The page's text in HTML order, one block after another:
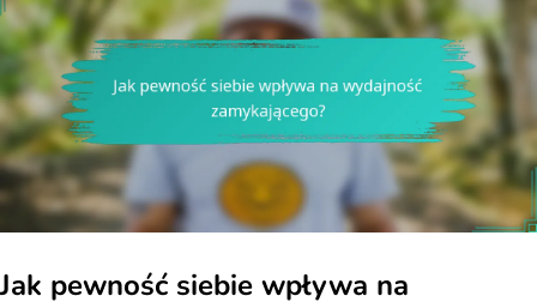
Jak pewność siebie wpływa na